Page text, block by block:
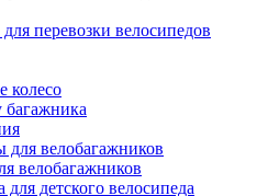
перевозки велосипедов
колесо
для велобагажников
велобагажников
для детского велосипеда